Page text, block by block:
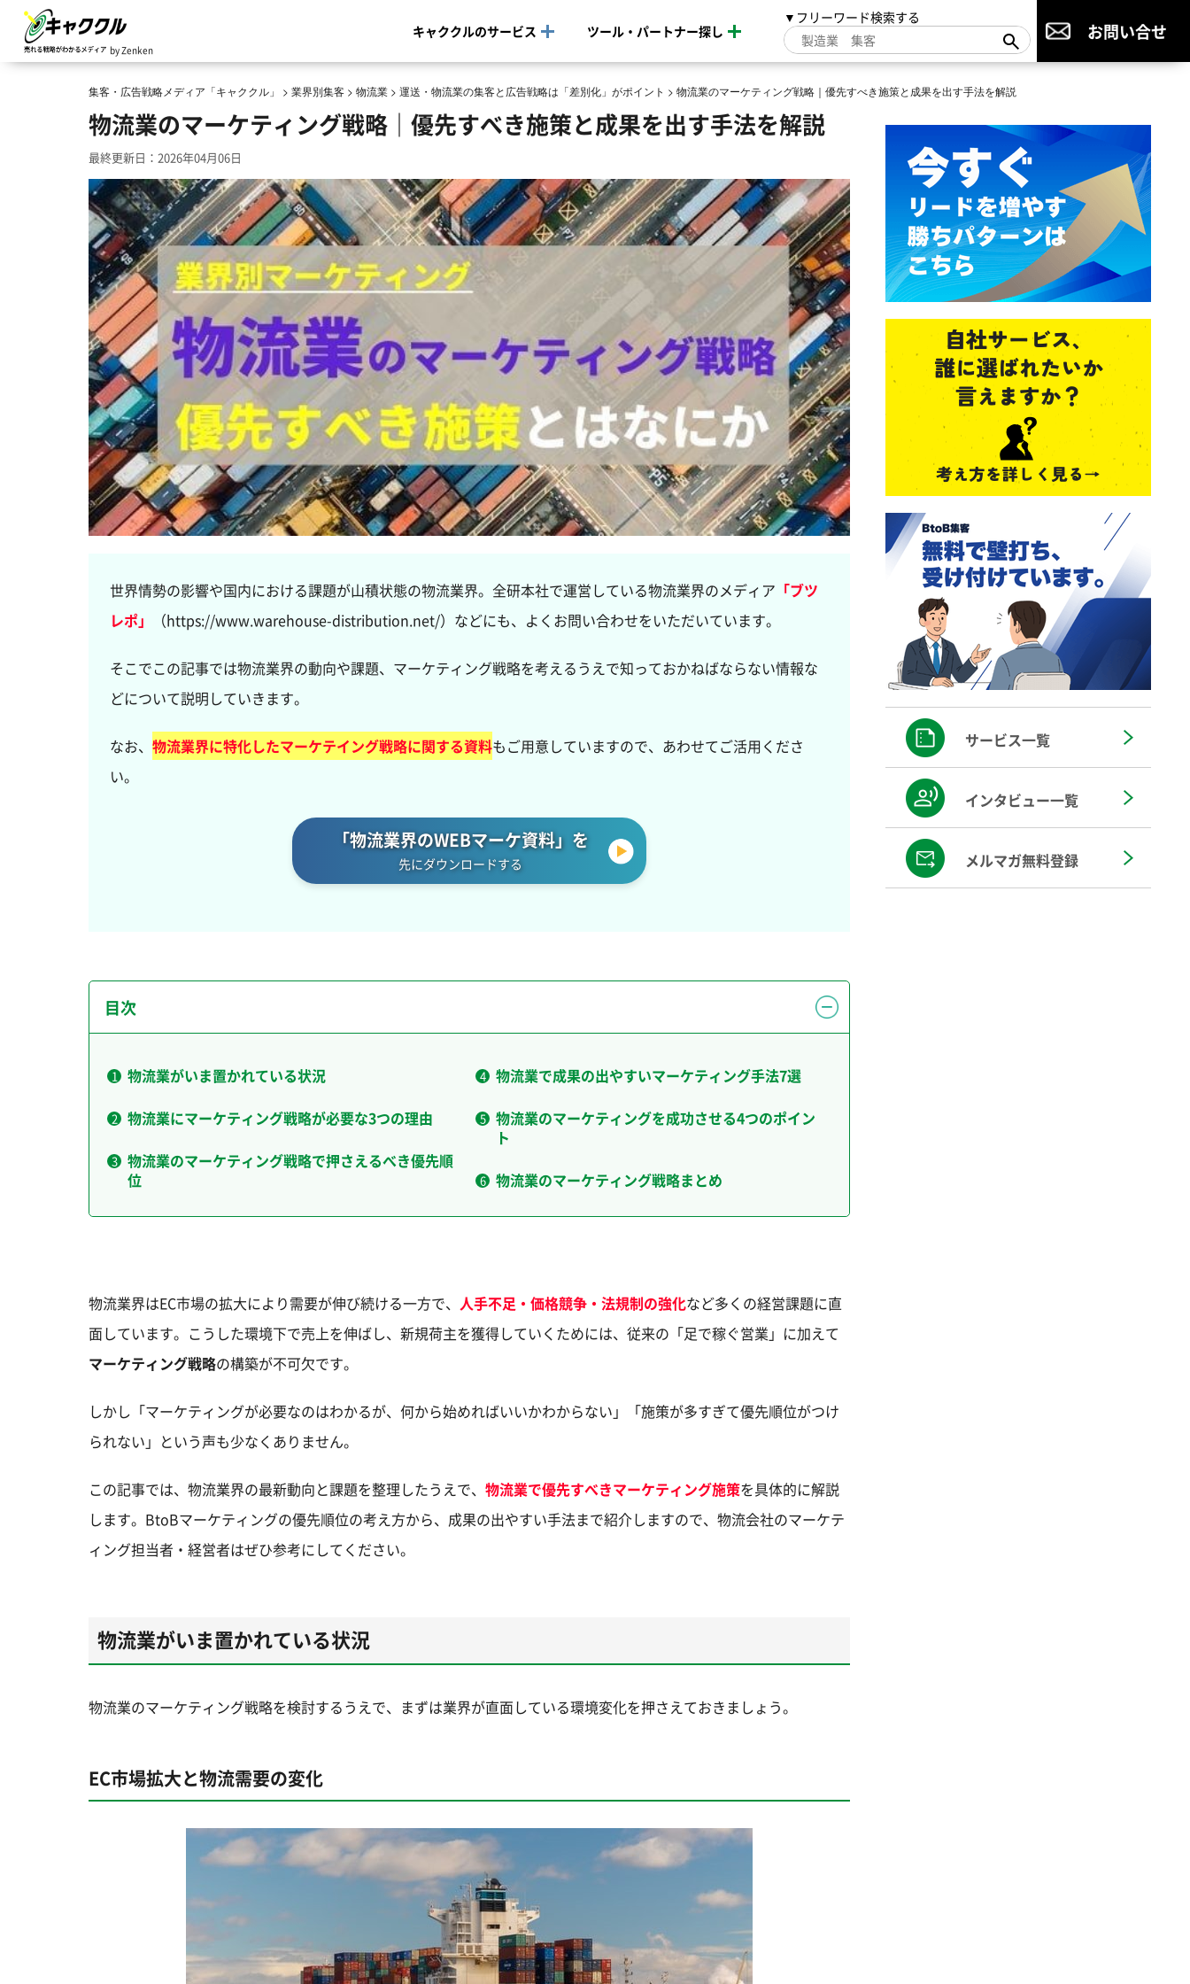
by Zenken
キャククルのサービス ツール・パートナー探し
▼フリーワード検索する
お問い合せ
集客・広告戦略メディア「キャククル」 > 業界別集客 > 物流業 > 運送・物流業の集客と広告戦略は「差別化」がポイント > 物流業のマーケティング戦略｜優先すべき施策と成果を出す手法を解説
物流業のマーケティング戦略｜優先すべき施策と成果を出す手法を解説
最終更新日：2026年04月06日
世界情勢の影響や国内における課題が山積状態の物流業界。全研本社で運営している物流業界のメディア 「ブツ
レポ」
（https://www.warehouse-distribution.net/）などにも、よくお問い合わせをいただいています。
そこでこの記事では物流業界の動向や課題、マーケティング戦略を考えるうえで知っておかねばならない情報な
どについて説明していきます。
なお、 物流業界に特化したマーケテイング戦略に関する資料もご用意していますので、あわせてご活用くださ
い。
「物流業界のWEBマーケ資料」を
先にダウンロードする
目次
物流業がいま置かれている状況
物流業にマーケティング戦略が必要な3つの理由
物流業のマーケティング戦略で押さえるべき優先順
位
物流業で成果の出やすいマーケティング手法7選
物流業のマーケティングを成功させる4つのポイン
ト
物流業のマーケティング戦略まとめ
物流業界はEC市場の拡大により需要が伸び続ける一方で、 人手不足・価格競争・法規制の強化など多くの経営課題に直
面しています。こうした環境下で売上を伸ばし、新規荷主を獲得していくためには、従来の「足で稼ぐ営業」に加えて
マーケティング戦略の構築が不可欠です。
しかし「マーケティングが必要なのはわかるが、何から始めればいいかわからない」「施策が多すぎて優先順位がつけ
られない」という声も少なくありません。
この記事では、物流業界の最新動向と課題を整理したうえで、 物流業で優先すべきマーケティング施策を具体的に解説
します。BtoBマーケティングの優先順位の考え方から、成果の出やすい手法まで紹介しますので、物流会社のマーケテ
ィング担当者・経営者はぜひ参考にしてください。
物流業がいま置かれている状況
物流業のマーケティング戦略を検討するうえで、まずは業界が直面している環境変化を押さえておきましょう。
EC市場拡大と物流需要の変化
サービス一覧
インタビュー一覧
メルマガ無料登録